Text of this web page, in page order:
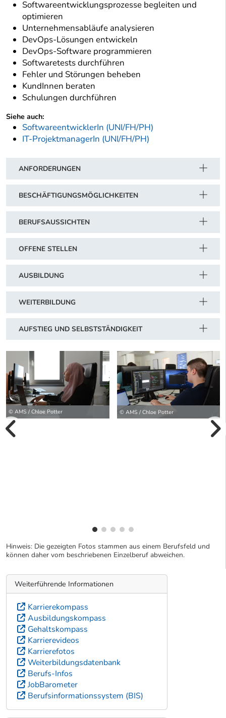
Softwareentwicklungsprozesse begleiten und
optimieren
Unternehmensabläufe analysieren
DevOps-Lösungen entwickeln
DevOps-Software programmieren
Softwaretests durchführen
Fehler und Störungen beheben
KundInnen beraten
Schulungen durchführen
Siehe auch:
SoftwareentwicklerIn (UNI/FH/PH)
IT-ProjektmanagerIn (UNI/FH/PH)
ANFORDERUNGEN
BESCHÄFTIGUNGSMÖGLICHKEITEN
BERUFSAUSSICHTEN
OFFENE STELLEN
AUSBILDUNG
WEITERBILDUNG
AUFSTIEG UND SELBSTSTÄNDIGKEIT
© AMS / Chloe Potter © AMS / Chloe Potter
Hinweis: Die gezeigten Fotos stammen aus einem Berufsfeld und
können daher vom beschriebenen Einzelberuf abweichen.
Weiterführende Informationen
Karrierekompass
Ausbildungskompass
Gehaltskompass
Karrierevideos
Karrierefotos
Weiterbildungsdatenbank
Berufs-Infos
JobBarometer
Berufsinformationssystem (BIS)